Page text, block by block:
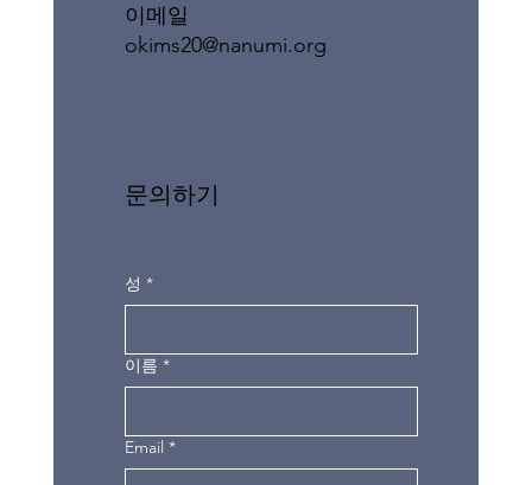
이메일
okims20@nanumi.org
문의하기
성 *
이름 *
Email *